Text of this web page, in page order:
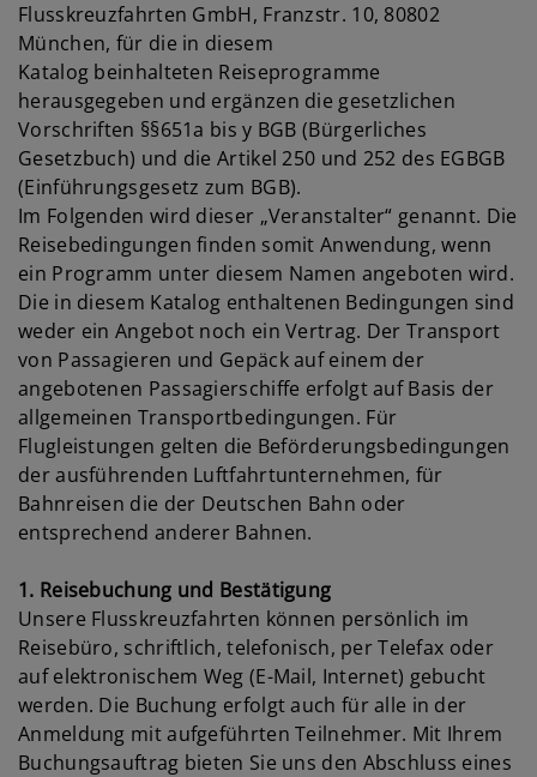
Flusskreuzfahrten GmbH, Franzstr. 10, 80802
München, für die in diesem
Katalog beinhalteten Reiseprogramme
herausgegeben und ergänzen die gesetzlichen
Vorschriften §§651a bis y BGB (Bürgerliches
Gesetzbuch) und die Artikel 250 und 252 des EGBGB
(Einführungsgesetz zum BGB).
Im Folgenden wird dieser „Veranstalter“ genannt. Die
Reisebedingungen finden somit Anwendung, wenn
ein Programm unter diesem Namen angeboten wird.
Die in diesem Katalog enthaltenen Bedingungen sind
weder ein Angebot noch ein Vertrag. Der Transport
von Passagieren und Gepäck auf einem der
angebotenen Passagierschiffe erfolgt auf Basis der
allgemeinen Transportbedingungen. Für
Flugleistungen gelten die Beförderungsbedingungen
der ausführenden Luftfahrtunternehmen, für
Bahnreisen die der Deutschen Bahn oder
entsprechend anderer Bahnen.
1. Reisebuchung und Bestätigung
Unsere Flusskreuzfahrten können persönlich im
Reisebüro, schriftlich, telefonisch, per Telefax oder
auf elektronischem Weg (E-Mail, Internet) gebucht
werden. Die Buchung erfolgt auch für alle in der
Anmeldung mit aufgeführten Teilnehmer. Mit Ihrem
Buchungsauftrag bieten Sie uns den Abschluss eines